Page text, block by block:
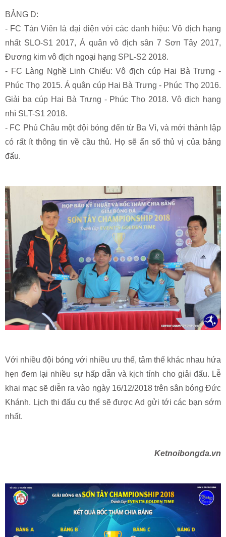
BẢNG D:
- FC Tản Viên là đại diện với các danh hiệu: Vô địch hạng
nhất SLO-S1 2017, Á quân vô địch sân 7 Sơn Tây 2017,
Đương kim vô địch ngoại hạng SPL-S2 2018.
- FC Làng Nghề Linh Chiểu: Vô địch cúp Hai Bà Trưng -
Phúc Thọ 2015. Á quân cúp Hai Bà Trưng - Phúc Thọ 2016.
Giải ba cúp Hai Bà Trưng - Phúc Thọ 2018. Vô địch hạng
nhì SLT-S1 2018.
- FC Phú Châu một đội bóng đến từ Ba Vì, và mới thành lập
có rất ít thông tin về cầu thủ. Họ sẽ ẩn số thủ vị của bảng
đấu.
Với nhiều đội bóng với nhiều ưu thế, tâm thế khác nhau hứa
hẹn đem lại nhiều sự hấp dẫn và kịch tính cho giải đấu. Lễ
khai mạc sẽ diễn ra vào ngày 16/12/2018 trên sân bóng Đức
Khánh. Lịch thi đấu cụ thể sẽ được Ad gửi tới các bạn sớm
nhất.
Ketnoibongda.vn